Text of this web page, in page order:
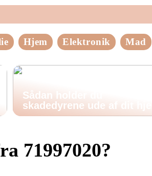
Hjem Elektronik Mad
Sådan holder du
skadedyrene ude af dit
71997020?